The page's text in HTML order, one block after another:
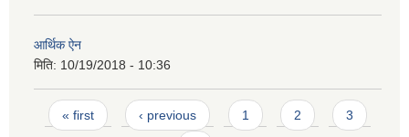
आर्थिक ऐन
मिति: 10/19/2018 - 10:36
Pages
« first ‹ previous 1 2 3